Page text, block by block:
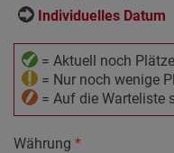
Individuelles Datum
= Aktuell noch
= Nur noch wenige
= Auf die Warteliste
Währung *